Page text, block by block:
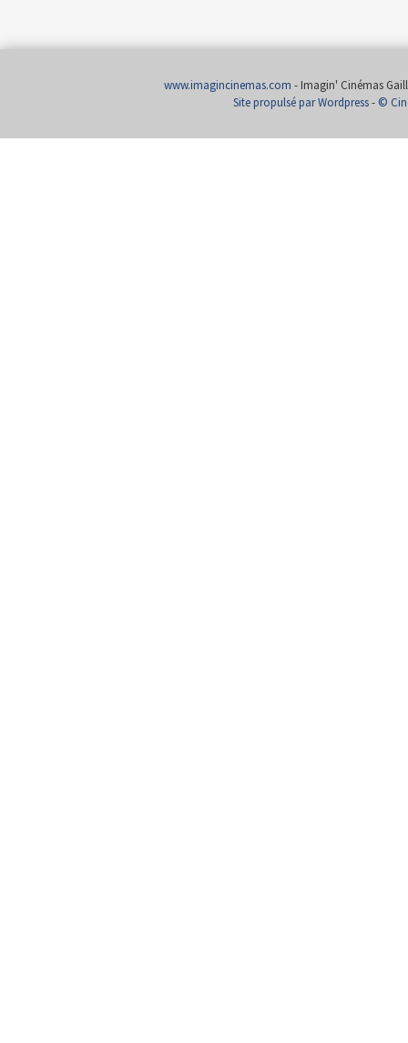
www.imagincinemas.com - Imagin' Cinémas
Site propulsé par Wordpress- ©